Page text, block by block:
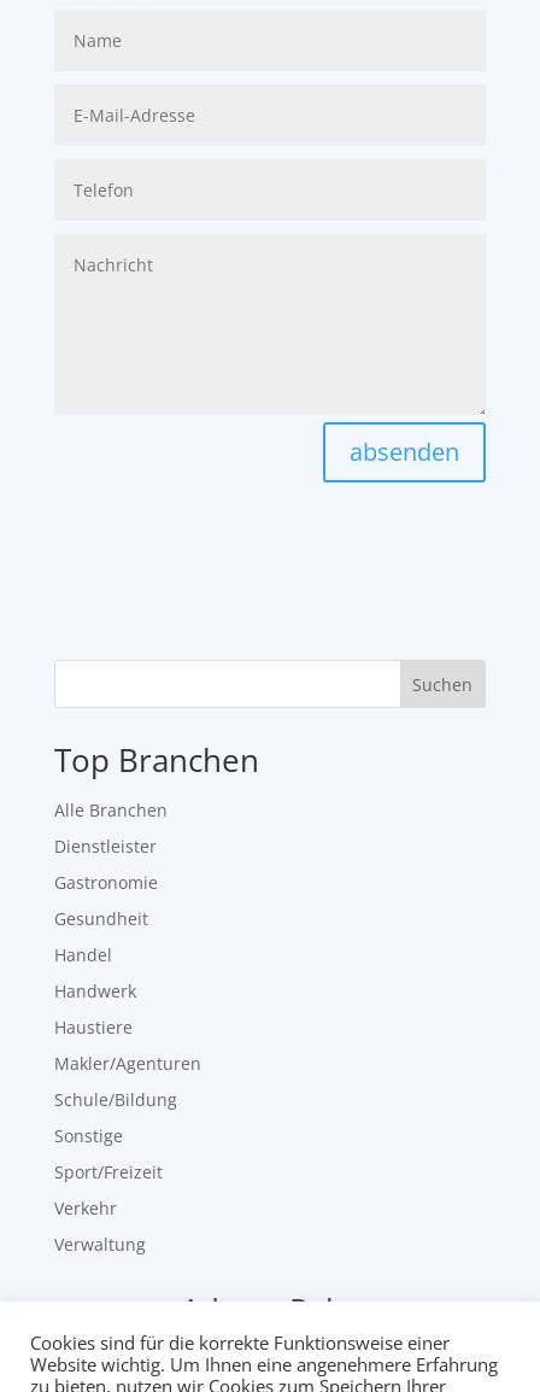
absenden
Suchen
Top Branchen
Alle Branchen
Dienstleister
Gastronomie
Gesundheit
Handel
Handwerk
Haustiere
Makler/Agenturen
Schule/Bildung
Sonstige
Sport/Freizeit
Verkehr
Verwaltung
neueste Adress-Pakete
Ergotherapeuten
Cookies sind für die korrekte Funktionsweise einer
Website wichtig. Um Ihnen eine angenehmere Erfahrung
zu bieten, nutzen wir Cookies zum Speichern Ihrer